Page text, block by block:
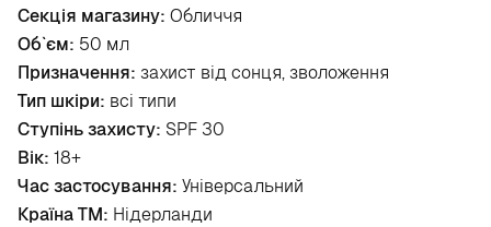
Секція магазину: Обличчя
Об`єм: 50 мл
Призначення: захист від сонця, зволоження
Тип шкіри: всі типи
Ступінь захисту: SPF 30
Вік: 18+
Час застосування: Універсальний
Країна ТМ: Нідерланди